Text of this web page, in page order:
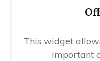
This widget
important